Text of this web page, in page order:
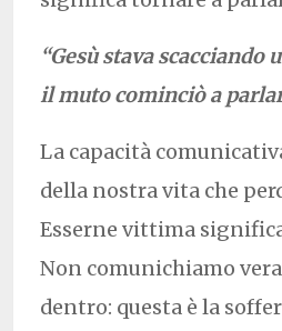
“Gesù stava
il muto cominciò a
La capacità
della nostra vita che
Esserne vittima
Non comunichiamo
dentro: questa è la